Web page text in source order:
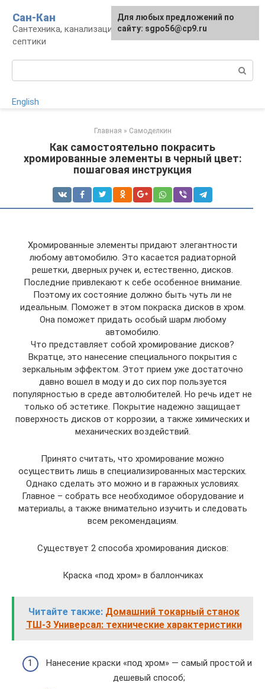
контенту
Сан-Кан
Сантехника, канализация, водопровод,
септики
English
Главная » Самоделкин
Как самостоятельно покрасить
хромированные элементы в черный цвет:
пошаговая инструкция
Хромированные элементы придают элегантности
любому автомобилю. Это касается радиаторной
решетки, дверных ручек и, естественно, дисков.
Последние привлекают к себе особенное внимание.
Поэтому их состояние должно быть чуть ли не
идеальным. Поможет в этом покраска дисков в хром.
Она поможет придать особый шарм любому
автомобилю.
Что представляет собой хромирование дисков?
Вкратце, это нанесение специального покрытия с
зеркальным эффектом. Этот прием уже достаточно
давно вошел в моду и до сих пор пользуется
популярностью в среде автолюбителей. Но речь идет не
только об эстетике. Покрытие надежно защищает
поверхность дисков от коррозии, а также химических и
механических воздействий.
Принято считать, что хромирование можно
осуществить лишь в специализированных мастерских.
Однако сделать это можно и в гаражных условиях.
Главное – собрать все необходимое оборудование и
материалы, а также внимательно изучить и следовать
всем рекомендациям.
Существует 2 способа хромирования дисков:
Краска «под хром» в баллончиках
Читайте также: Домашний токарный станок
ТШ-3 Универсал: технические характеристики
Нанесение краски «под хром» — самый простой и
дешевый способ;
Для любых предложений по
сайту: sgpo56@cp9.ru